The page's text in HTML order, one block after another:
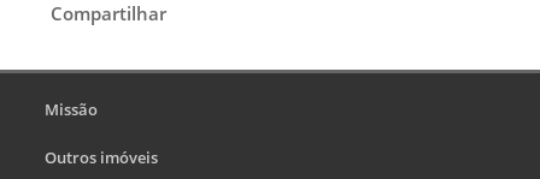
Compartilhar
Missão
Outros imóveis